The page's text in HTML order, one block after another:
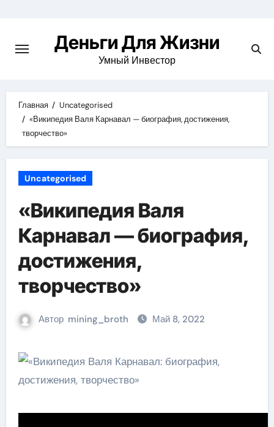
содержимомуДеньги Для Жизни
Умный Инвестор
Главная
Uncategorised
«Википедия Валя Карнавал — биография, достижения,
творчество»
Uncategorised
«Википедия Валя
Карнавал — биография,
достижения,
творчество»
Автор mining_broth Май 8, 2022